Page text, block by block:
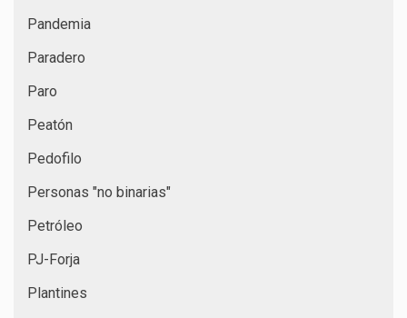
Pandemia
Paradero
Paro
Peatón
Pedofilo
Personas "no binarias"
Petróleo
PJ-Forja
Plantines